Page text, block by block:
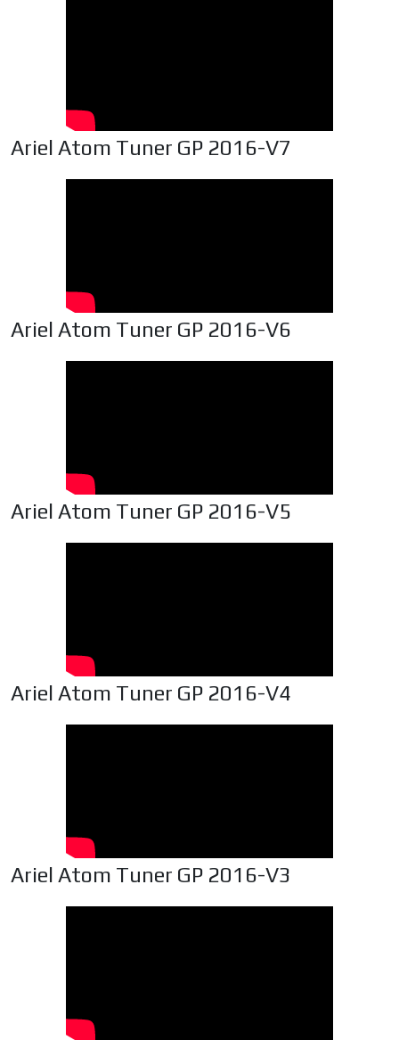
Ariel Atom Tuner GP 2016-V7
Ariel Atom Tuner GP 2016-V6
Ariel Atom Tuner GP 2016-V5
Ariel Atom Tuner GP 2016-V4
Ariel Atom Tuner GP 2016-V3